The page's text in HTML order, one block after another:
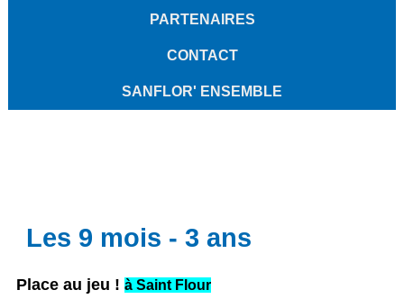
PARTENAIRES
CONTACT
SANFLOR' ENSEMBLE
Les 9 mois - 3 ans
Place au jeu ! à Saint Flour